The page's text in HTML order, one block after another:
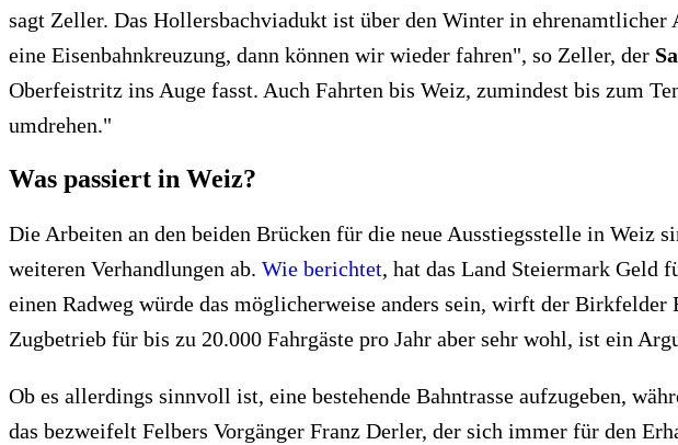
sagt Zeller. Das Hollersbachviadukt ist über den Winter in
eine Eisenbahnkreuzung, dann können wir wieder fahren", so Zeller, der
Oberfeistritz ins Auge fasst. Auch Fahrten bis Weiz, zumindest bis zum
umdrehen."
Was passiert in Weiz?
Die Arbeiten an den beiden Brücken für die neue Ausstiegsstelle in Weiz
weiteren Verhandlungen ab. Wie berichtet, hat das Land Steiermark Geld
einen Radweg würde das möglicherweise anders sein, wirft der
Zugbetrieb für bis zu 20.000 Fahrgäste pro Jahr aber sehr wohl, ist ein
Ob es allerdings sinnvoll ist, eine bestehende Bahntrasse aufzugeben,
das bezweifelt Felbers Vorgänger Franz Derler, der sich immer für den